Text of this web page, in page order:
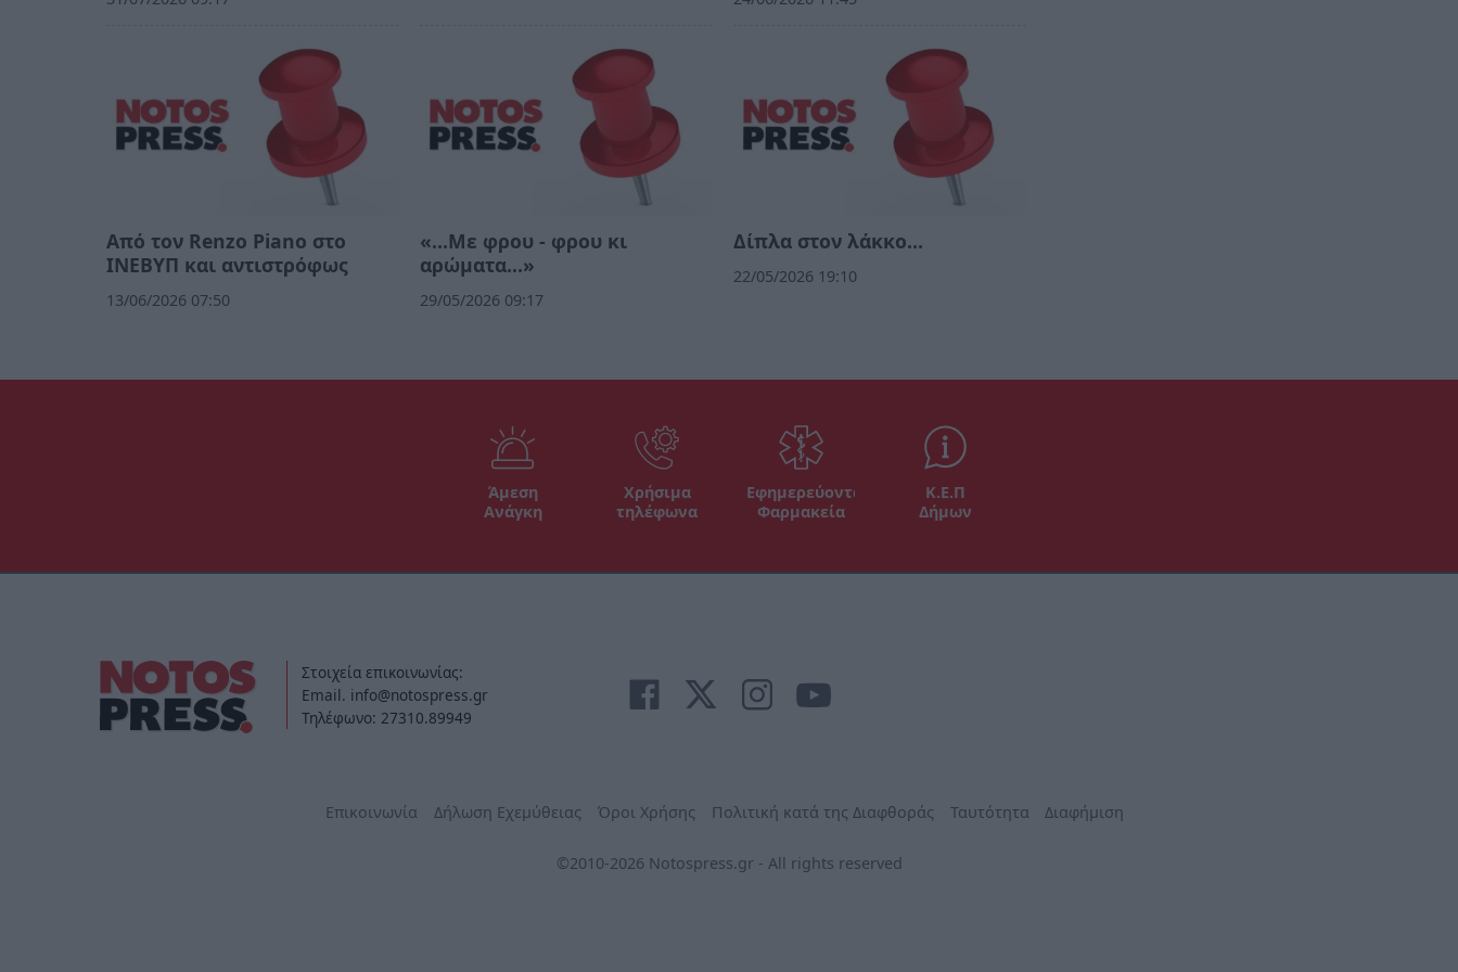
Από τον Renzo Piano στο
ΙΝΕΒΥΠ και αντιστρόφως
13/06/2026 07:50
«…Με φρου - φρου κι
αρώματα…»
29/05/2026 09:17
Δίπλα στον λάκκο…
22/05/2026 19:10
Άμεση
Ανάγκη
Χρήσιμα
τηλέφωνα
Εφημερεύοντα
Φαρμακεία
Κ.Ε.Π
Δήμων
Στοιχεία επικοινωνίας:
Email. info@notospress.gr
Τηλέφωνο: 27310.89949
Επικοινωνία Δήλωση Εχεμύθειας Όροι Χρήσης Πολιτική κατά της Διαφθοράς Ταυτότητα Διαφήμιση
©2010-2026 Notospress.gr - All rights reserved